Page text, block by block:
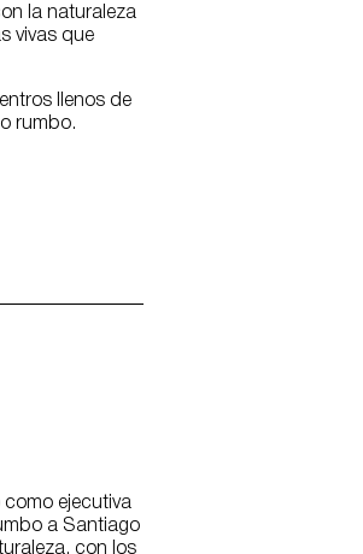
la naturaleza
vivas que
llenos de
rumbo.
como ejecutiva
a Santiago
con los